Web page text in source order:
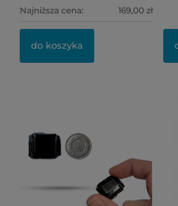
Najniższa cena: 169,00 zł
do koszyka